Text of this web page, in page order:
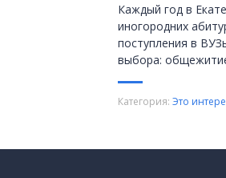
Каждый год в
иногородних
поступления в
выбора:
Категория: Это